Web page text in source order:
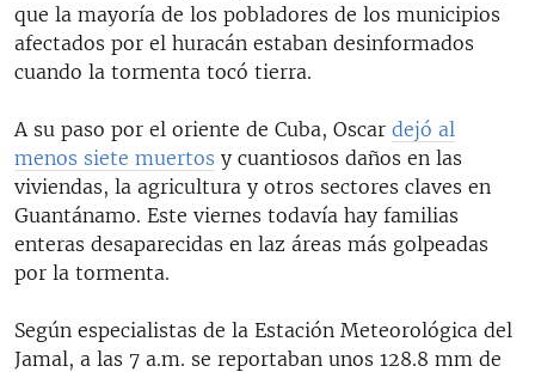
que la mayoría de los pobladores de los municipios
afectados por el huracán estaban desinformados
cuando la tormenta tocó tierra.
A su paso por el oriente de Cuba, Oscar dejó al
menos siete muertos y cuantiosos daños en las
viviendas, la agricultura y otros sectores claves en
Guantánamo. Este viernes todavía hay familias
enteras desaparecidas en laz áreas más golpeadas
por la tormenta.
Según especialistas de la Estación Meteorológica del
Jamal, a las 7 a.m. se reportaban unos 128.8 mm de